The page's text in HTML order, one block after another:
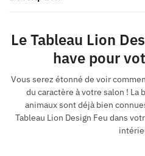
Le Tableau Lion
have pour
Vous serez étonné de voir
du caractère à votre salon ! La
animaux sont déjà bien
Tableau Lion Design Feu dans